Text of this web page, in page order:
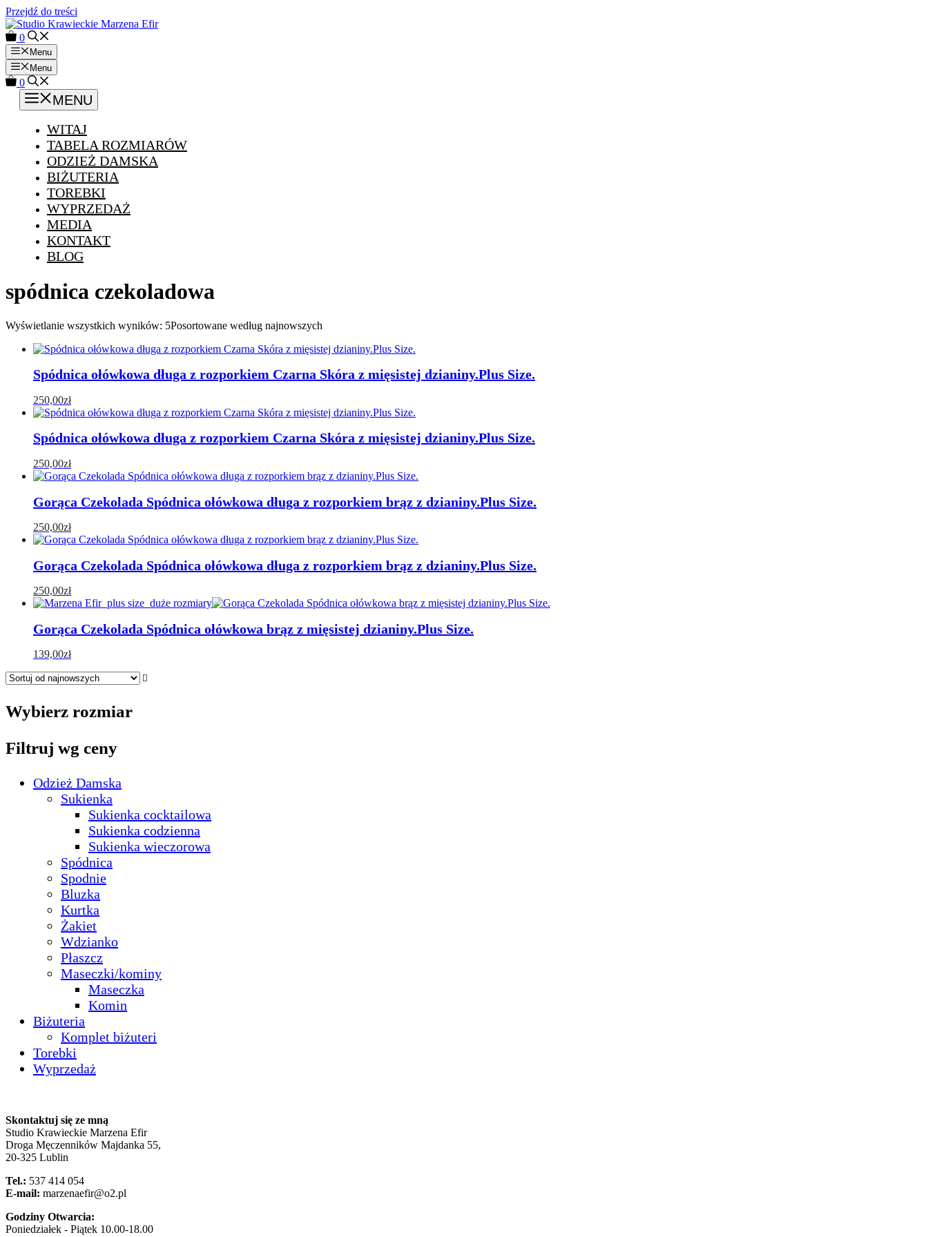
Przejdź do treści
0
Menu
Menu
0
MENU
WITAJ
TABELA ROZMIARÓW
ODZIEŻ DAMSKA
BIŻUTERIA
TOREBKI
WYPRZEDAŻ
MEDIA
KONTAKT
BLOG
spódnica czekoladowa
Wyświetlanie wszystkich wyników: 5Posortowane według najnowszych
Spódnica ołówkowa długa z rozporkiem Czarna Skóra z mięsistej dzianiny.Plus Size.
250,00zł
Spódnica ołówkowa długa z rozporkiem Czarna Skóra z mięsistej dzianiny.Plus Size.
250,00zł
Gorąca Czekolada Spódnica ołówkowa długa z rozporkiem brąz z dzianiny.Plus Size.
250,00zł
Gorąca Czekolada Spódnica ołówkowa długa z rozporkiem brąz z dzianiny.Plus Size.
250,00zł
Gorąca Czekolada Spódnica ołówkowa brąz z mięsistej dzianiny.Plus Size.
139,00zł
Wybierz rozmiar
Filtruj wg ceny
Odzież Damska
Sukienka
Sukienka cocktailowa
Sukienka codzienna
Sukienka wieczorowa
Spódnica
Spodnie
Bluzka
Kurtka
Żakiet
Wdzianko
Płaszcz
Maseczki/kominy
Maseczka
Komin
Biżuteria
Komplet biżuteri
Torebki
Wyprzedaż
Skontaktuj się ze mną
Studio Krawieckie Marzena Efir
Droga Męczenników Majdanka 55,
20-325 Lublin
Tel.: 537 414 054
E-mail: marzenaefir@o2.pl
Godziny Otwarcia:
Poniedziałek - Piątek 10.00-18.00